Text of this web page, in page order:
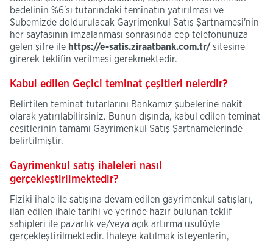
bedelinin %6'sı tutarındaki teminatın yatırılması ve
Subemizde doldurulacak Gayrimenkul Satış Şartnamesi'nin
her sayfasının imzalanması sonrasında cep telefonunuza
gelen şifre ile https://e-satis.ziraatbank.com.tr/sitesine
girerek teklifin verilmesi gerekmektedir.
Kabul edilen Geçici teminat çeşitleri nelerdir?
Belirtilen teminat tutarlarını Bankamız şubelerine nakit
olarak yatırılabilirsiniz. Bunun dışında, kabul edilen teminat
çeşitlerinin tamamı Gayrimenkul Satış Şartnamelerinde
belirtilmiştir.
Gayrimenkul satış ihaleleri nasıl
gerçekleştirilmektedir?
Fiziki ihale ile satışına devam edilen gayrimenkul satışları,
ilan edilen ihale tarihi ve yerinde hazır bulunan teklif
sahipleri ile pazarlık ve/veya açık artırma usulüyle
gerçekleştirilmektedir. İhaleye katılmak isteyenlerin,